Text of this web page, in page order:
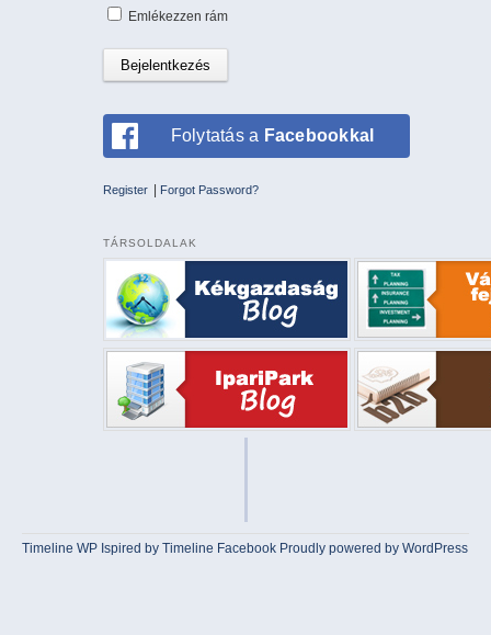
Emlékezzen rám
Folytatás a Facebookkal
Register | Forgot Password?
TÁRSOLDALAK
Timeline WP Ispired byTimeline Facebook Proudly powered by WordPress